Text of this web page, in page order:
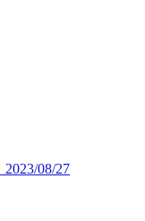
2023/08/27